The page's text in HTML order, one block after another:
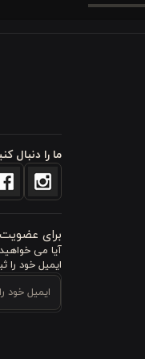
سطوح
و هم از
ما را دنبال
برای
آیا می
ایمیل خود را